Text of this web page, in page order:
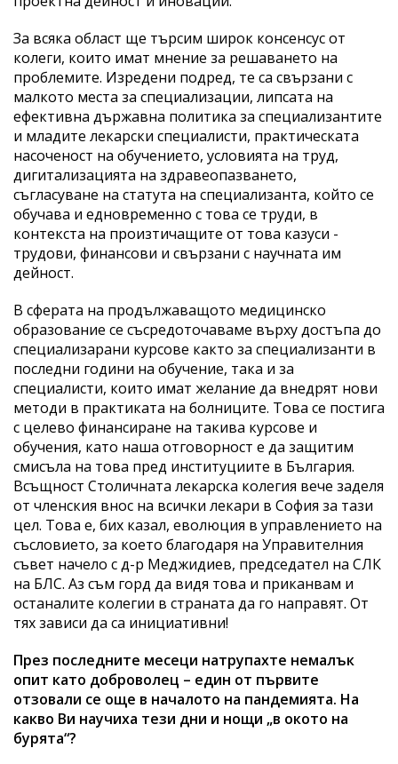
За всяка област ще търсим широк консенсус от
колеги, които имат мнение за решаването на
проблемите. Изредени подред, те са свързани с
малкото места за специализации, липсата на
ефективна държавна политика за специализантите
и младите лекарски специалисти, практическата
насоченост на обучението, условията на труд,
дигитализацията на здравеопазването,
съгласуване на статута на специализанта, който се
обучава и едновременно с това се труди, в
контекста на произтичащите от това казуси -
трудови, финансови и свързани с научната им
дейност.
В сферата на продължаващото медицинско
образование се съсредоточаваме върху достъпа до
специализарани курсове както за специализанти в
последни години на обучение, така и за
специалисти, които имат желание да внедрят нови
методи в практиката на болниците. Това се постига
с целево финансиране на такива курсове и
обучения, като наша отговорност е да защитим
смисъла на това пред институциите в България.
Всъщност Столичната лекарска колегия вече заделя
от членския внос на всички лекари в София за тази
цел. Това е, бих казал, еволюция в управлението на
съсловието, за което благодаря на Управителния
съвет начело с д-р Меджидиев, председател на СЛК
на БЛС. Аз съм горд да видя това и приканвам и
останалите колегии в страната да го направят. От
тях зависи да са инициативни!
През последните месеци натрупахте немалък
опит като доброволец – един от първите
отзовали се още в началото на пандемията. На
какво Ви научиха тези дни и нощи „в окото на
бурята“?